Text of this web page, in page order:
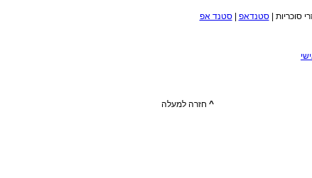
סוכריות |סטנדאפ |סטנד אפ
^ חזרה למעלה